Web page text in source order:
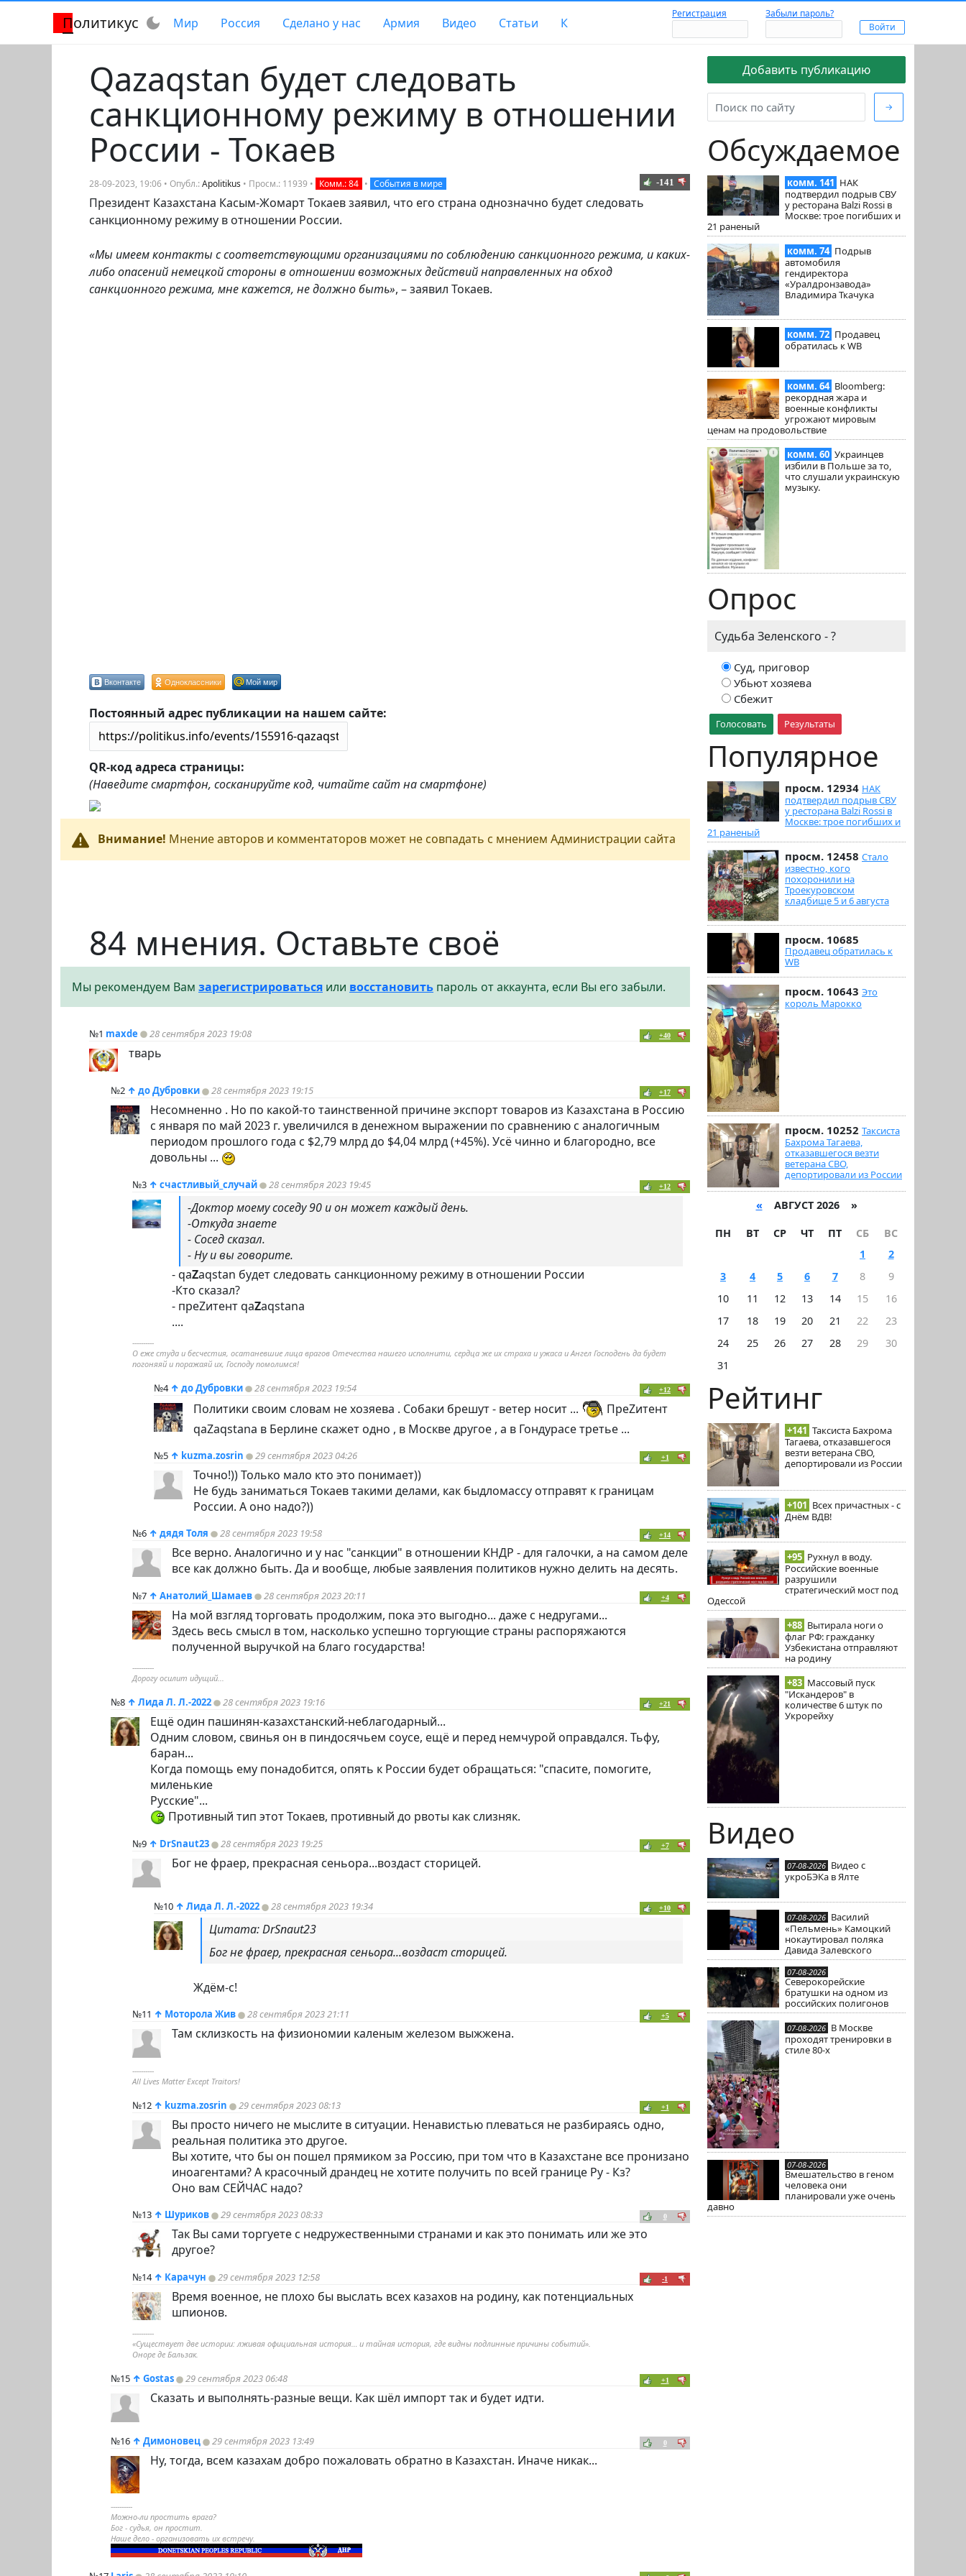
Политикус dark_mode Мир Россия Сделано у нас Армия Видео Статьи К
Регистрация Забыли пароль?
Добавить публикацию
→
Обсуждаемое
комм. 141 НАК
подтвердил подрыв СВУ
у ресторана Balzi Rossi в
Москве: трое погибших и
21 раненый
комм. 74 Подрыв
автомобиля
гендиректора
«Уралдронзавода»
Владимира Ткачука
комм. 72 Продавец
обратилась к WB
комм. 64 Bloomberg:
рекордная жара и
военные конфликты
угрожают мировым
ценам на продовольствие
комм. 60 Украинцев
избили в Польше за то,
что слушали украинскую
музыку.
Опрос
Судьба Зеленского - ?
Суд, приговор
Убьют хозяева
Сбежит
Голосовать Результаты
Популярное
просм. 12934 НАК
подтвердил подрыв СВУ
у ресторана Balzi Rossi в
Москве: трое погибших и
21 раненый
просм. 12458 Стало
известно, кого
похоронили на
Троекуровском
кладбище 5 и 6 августа
просм. 10685
Продавец обратилась к
WB
просм. 10643 Это
король Марокко
просм. 10252 Таксиста
Бахрома Тагаева,
отказавшегося везти
ветерана СВО,
депортировали из России
« АВГУСТ 2026 »
ПН ВТ СР ЧТ ПТ СБ
ВС
1
2
3
4 5 6 7 8
9
10
11 12 13 14 15
16
17
18 19 20 21 22
23
24
25 26 27 28 29
30
31
Рейтинг
+141 Таксиста Бахрома
Тагаева, отказавшегося
везти ветерана СВО,
депортировали из России
+101 Всех причастных - с
Днём ВДВ!
+95 Рухнул в воду.
Российские военные
разрушили
стратегический мост под
Одессой
+88 Вытирала ноги о
флаг РФ: гражданку
Узбекистана отправляют
на родину
+83 Массовый пуск
"Искандеров" в
количестве 6 штук по
Укрорейху
Видео
07-08-2026 Видео с
укроБЭКа в Ялте
07-08-2026 Василий
«Пельмень» Камоцкий
нокаутировал поляка
Давида Залевского
07-08-2026
Северокорейские
братушки на одном из
российских полигонов
07-08-2026 В Москве
проходят тренировки в
стиле 80-х
07-08-2026
Вмешательство в геном
человека они
планировали уже очень
давно
Qazaqstan будет следовать
санкционному режиму в отношении
России - Токаев
28-09-2023, 19:06 • Опубл.:Apolitikus • Просм.: 11939 • Комм.: 84 • События в мире -141
Президент Казахстана Касым-Жомарт Токаев заявил, что его страна однозначно будет следовать
санкционному режиму в отношении России.
«Мы имеем контакты с соответствующими организациями по соблюдению санкционного режима, и каких-
либо опасений немецкой стороны в отношении возможных действий направленных на обход
санкционного режима, мне кажется, не должно быть», – заявил Токаев.
Вконтакте Одноклассники Мой мир
Постоянный адрес публикации на нашем сайте:
QR-код адреса страницы:
(Наведите смартфон, сосканируйте код, читайте сайт на смартфоне)
Внимание! Мнение авторов и комментаторов может не совпадать с мнением Администрации сайта
84 мнения. Оставьте своё
Мы рекомендуем Вам зарегистрироваться или восстановить пароль от аккаунта, если Вы его забыли.
№1 maxde 28 сентября 2023 19:08 +40
тварь
№2 ↑ до Дубровки 28 сентября 2023 19:15 +17
Несомненно . Но по какой-то таинственной причине экспорт товаров из Казахстана в Россию
с января по май 2023 г. увеличился в денежном выражении по сравнению с аналогичным
периодом прошлого года с $2,79 млрд до $4,04 млрд (+45%). Усё чинно и благородно, все
довольны ...
№3 ↑ счастливый_случай 28 сентября 2023 19:45 +12
-Доктор моему соседу 90 и он может каждый день.
-Откуда знаете
- Сосед сказал.
- Ну и вы говорите.
- qaZaqstan будет следовать санкционному режиму в отношении России
-Кто сказал?
- преZитент qaZaqstanа
....
----------
О еже студа и бесчестия, осатаневшие лица врагов Отечества нашего исполнити, сердца же их страха и ужаса и Ангел Господень да будет
погоняяй и поражаяй их, Господу помолимся!
№4 ↑ до Дубровки 28 сентября 2023 19:54 +12
Политики своим словам не хозяева . Собаки брешут - ветер носит ...
ПреZитент
qaZaqstanа в Берлине скажет одно , в Москве другое , а в Гондурасе третье ...
№5 ↑ kuzma.zosrin 29 сентября 2023 04:26 +1
Точно!)) Только мало кто это понимает))
Не будь заниматься Токаев такими делами, как быдломассу отправят к границам
России. А оно надо?))
№6 ↑ дядя Толя 28 сентября 2023 19:58 +14
Все верно. Аналогично и у нас "санкции" в отношении КНДР - для галочки, а на самом деле
все как должно быть. Да и вообще, любые заявления политиков нужно делить на десять.
№7 ↑ Анатолий_Шамаев 28 сентября 2023 20:11 +4
На мой взгляд торговать продолжим, пока это выгодно... даже с недругами...
Здесь весь смысл в том, насколько успешно торгующие страны распоряжаются
полученной выручкой на благо государства!
----------
Дорогу осилит идущий...
№8 ↑ Лида Л. Л.-2022 28 сентября 2023 19:16 +21
Ещё один пашинян-казахстанский-неблагодарный...
Одним словом, свинья он в пиндocячьем соусе, ещё и перед немчурой оправдался. Тьфу,
баран...
Когда помощь ему понадобится, опять к России будет обращаться: "спасите, помогите,
миленькие
Русские"...
Противный тип этот Токаев, противный до рвоты как слизняк.
№9 ↑ DrSnaut23 28 сентября 2023 19:25 +7
Бог не фраер, прекрасная сеньора...воздаст сторицей.
№10 ↑ Лида Л. Л.-2022 28 сентября 2023 19:34 +10
Цитата: DrSnaut23
Бог не фраер, прекрасная сеньора...воздаст сторицей.
Ждём-с!
№11 ↑ Моторола Жив 28 сентября 2023 21:11 +5
Там склизкость на физиономии каленым железом выжжена.
----------
All Lives Matter Except Traitors!
№12 ↑ kuzma.zosrin 29 сентября 2023 08:13 +1
Вы просто ничего не мыслите в ситуации. Ненавистью плеваться не разбираясь одно,
реальная политика это другое.
Вы хотите, что бы он пошел прямиком за Россию, при том что в Казахстане все пронизано
иноагентами? А красочный драндец не хотите получить по всей границе Ру - Кз?
Оно вам СЕЙЧАС надо?
№13 ↑ Шуриков 29 сентября 2023 08:33 0
Так Вы сами торгуете с недружественными странами и как это понимать или же это
другое?
№14 ↑ Карачун 29 сентября 2023 12:58 -1
Время военное, не плохо бы выслать всех казахов на родину, как потенциальных
шпионов.
----------
«Существует две истории: лживая официальная история… и тайная история, где видны подлинные причины событий».
Оноре де Бальзак.
№15 ↑ Gostas 29 сентября 2023 06:48 +1
Сказать и выполнять-разные вещи. Как шёл импорт так и будет идти.
№16 ↑ Димоновец 29 сентября 2023 13:49 0
Ну, тогда, всем казахам добро пожаловать обратно в Казахстан. Иначе никак...
----------
Можно-ли простить врага?
Бог - судья, он простит.
Наше дело - организовать их встречу.